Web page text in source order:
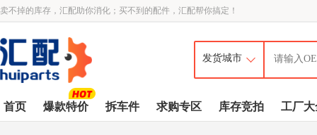
卖不掉的库存，汇配助你消化；买不到的配件，汇配帮你搞定！
首页 爆款特价 拆车件 求购专区 库存竞拍 工厂大